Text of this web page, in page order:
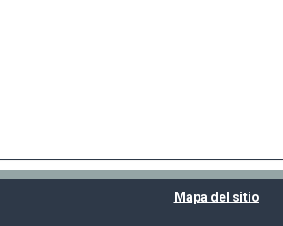
Mapa del sitio